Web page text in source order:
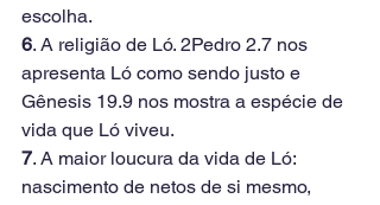
escolha.
6. A religião de Ló. 2Pedro 2.7 nos
apresenta Ló como sendo justo e
Gênesis 19.9 nos mostra a espécie de
vida que Ló viveu.
7. A maior loucura da vida de Ló:
nascimento de netos de si mesmo,